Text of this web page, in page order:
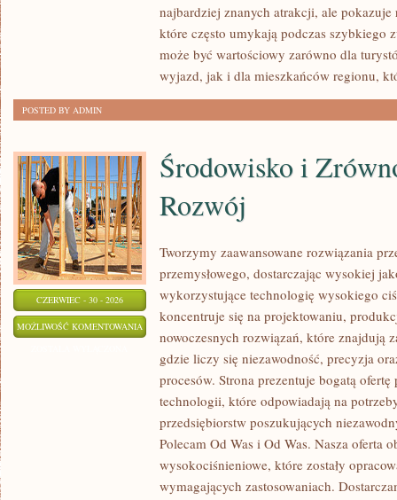
najbardziej znanych atrakcji, ale
które często umykają podczas szybkiego
może być wartościowy zarówno dla
wyjazd, jak i dla mieszkańców regionu,
POSTED BY ADMIN
CZERWIEC - 30 - 2026
MOŻLIWOŚĆ KOMENTOWANIA
ZRÓWNOWAŻONY
Środowisko i
Rozwój
Tworzymy zaawansowane rozwiązania
przemysłowego, dostarczając wysokiej
wykorzystujące technologię wysokiego
koncentruje się na projektowaniu,
nowoczesnych rozwiązań, które znajdują
gdzie liczy się niezawodność, precyzja
procesów. Strona prezentuje bogatą ofertę
technologii, które odpowiadają na
przedsiębiorstw poszukujących
Polecam Od Was i Od Was. Nasza oferta
wysokociśnieniowe, które zostały
wymagających zastosowaniach.